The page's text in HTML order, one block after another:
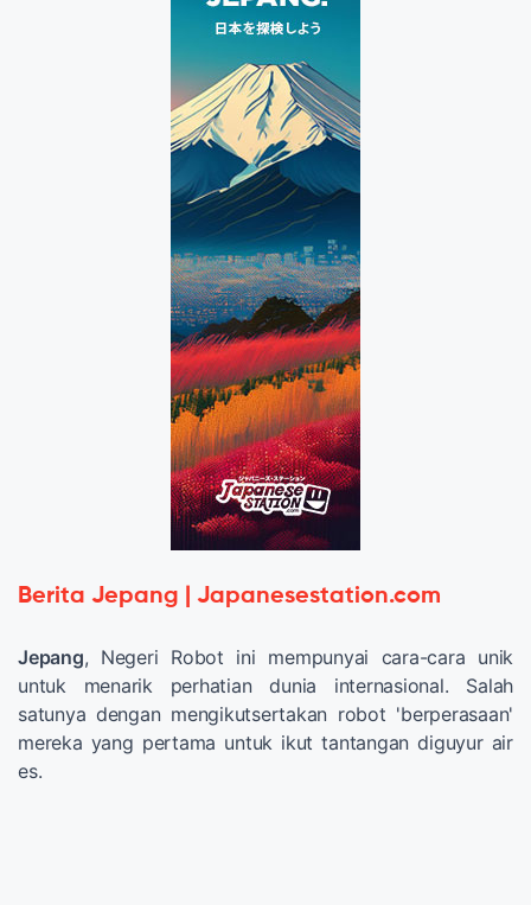
Berita Jepang | Japanesestation.com
Jepang, Negeri Robot ini mempunyai cara-cara unik
untuk menarik perhatian dunia internasional. Salah
satunya dengan mengikutsertakan robot 'berperasaan'
mereka yang pertama untuk ikut tantangan diguyur air
es.